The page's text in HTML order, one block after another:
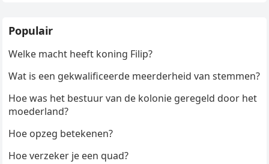
Populair
Welke macht heeft koning Filip?
Wat is een gekwalificeerde meerderheid van stemmen?
Hoe was het bestuur van de kolonie geregeld door het
moederland?
Hoe opzeg betekenen?
Hoe verzeker je een quad?